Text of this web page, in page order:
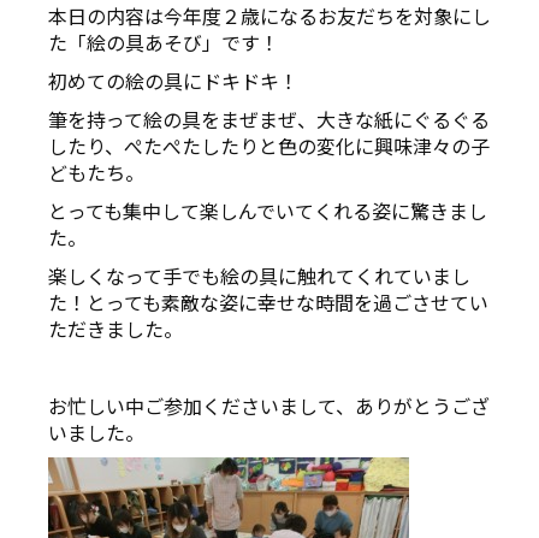
本日の内容は今年度２歳になるお友だちを対象にし
た「絵の具あそび」です！
初めての絵の具にドキドキ！
筆を持って絵の具をまぜまぜ、大きな紙にぐるぐる
したり、ぺたぺたしたりと色の変化に興味津々の子
どもたち。
とっても集中して楽しんでいてくれる姿に驚きまし
た。
楽しくなって手でも絵の具に触れてくれていまし
た！とっても素敵な姿に幸せな時間を過ごさせてい
ただきました。
お忙しい中ご参加くださいまして、ありがとうござ
いました。